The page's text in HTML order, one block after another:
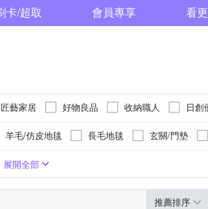
卡/超取 會員專享 看
匠藝家居 好物良品 收納職人 日創
力
羊毛/仿皮地毯 長毛地毯 玄關/門墊
墊
塑膠
展開全部
推薦排序